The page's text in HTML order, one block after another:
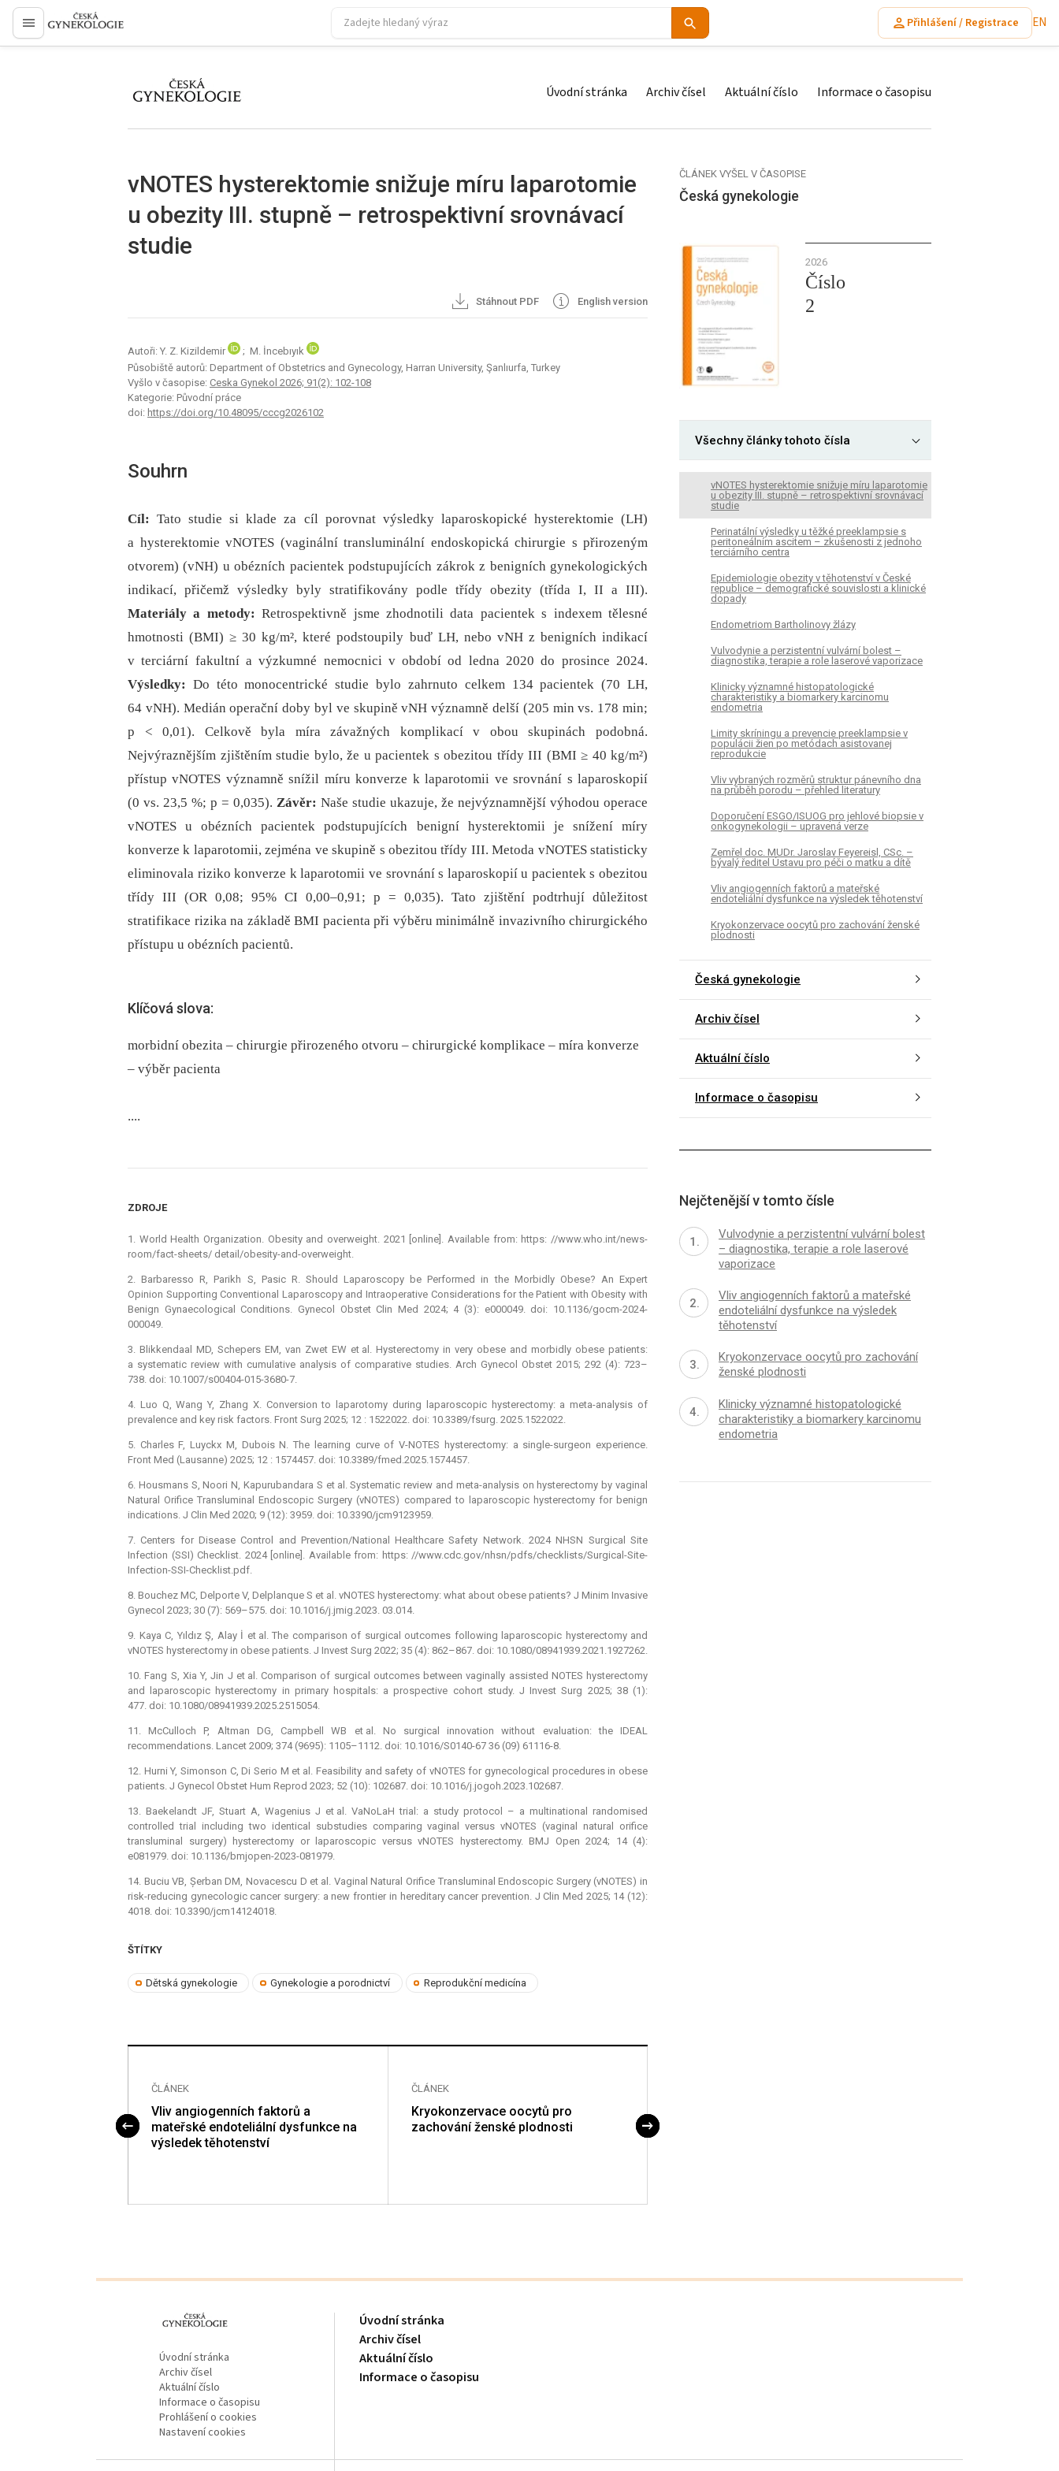
proLékaře.cz
Přihlášení / Registrace EN
proLékaře.cz Úvodní stránka Archiv čísel Aktuální číslo Informace o časopisu
vNOTES hysterektomie snižuje míru laparotomie
u obezity III. stupně – retrospektivní srovnávací
studie
Stáhnout PDF English version
Autoři: Y. Z. Kizildemir
; M. İncebıyık
Působiště autorů: Department of Obstetrics and Gynecology, Harran University, Şanlıurfa, Turkey
Vyšlo v časopise: Ceska Gynekol 2026; 91(2): 102-108
Kategorie: Původní práce
doi: https://doi.org/10.48095/cccg2026102
Souhrn
Cíl:Tato studie si klade za cíl porovnat výsledky laparoskopické hysterektomie (LH)
a hysterektomie vNOTES (vaginální transluminální endoskopická chirurgie s přirozeným
otvorem) (vNH) u obézních pacientek podstupujících zákrok z benigních gynekologických
indikací, přičemž výsledky byly stratifikovány podle třídy obezity (třída I, II a III).
Materiály a metody:Retrospektivně jsme zhodnotili data pacientek s indexem tělesné
hmotnosti (BMI) ≥ 30 kg/m², které podstoupily buď LH, nebo vNH z benigních indikací
v terciární fakultní a výzkumné nemocnici v období od ledna 2020 do prosince 2024.
Výsledky: Do této monocentrické studie bylo zahrnuto celkem 134 pacientek (70 LH,
64 vNH). Medián operační doby byl ve skupině vNH významně delší (205 min vs. 178 min;
p < 0,01). Celkově byla míra závažných komplikací v obou skupinách podobná.
Nejvýraznějším zjištěním studie bylo, že u pacientek s obezitou třídy III (BMI ≥ 40 kg/m²)
přístup vNOTES významně snížil míru konverze k laparotomii ve srovnání s laparoskopií
(0 vs. 23,5 %; p = 0,035). Závěr: Naše studie ukazuje, že nejvýznamnější výhodou operace
vNOTES u obézních pacientek podstupujících benigní hysterektomii je snížení míry
konverze k laparotomii, zejména ve skupině s obezitou třídy III. Metoda vNOTES statisticky
eliminovala riziko konverze k laparotomii ve srovnání s laparoskopií u pacientek s obezitou
třídy III (OR 0,08; 95% CI 0,00–0,91; p = 0,035). Tato zjištění podtrhují důležitost
stratifikace rizika na základě BMI pacienta při výběru minimálně invazivního chirurgického
přístupu u obézních pacientů.
Klíčová slova:
morbidní obezita – chirurgie přirozeného otvoru – chirurgické komplikace – míra konverze
– výběr pacienta
....
ZDROJE
1. World Health Organization. Obesity and overweight. 2021 [online]. Available from: https: //www.who.int/news-
room/fact-sheets/ detail/obesity-and-overweight.
2. Barbaresso R, Parikh S, Pasic R. Should Laparoscopy be Performed in the Morbidly Obese? An Expert
Opinion Supporting Conventional Laparoscopy and Intraoperative Considerations for the Patient with Obesity with
Benign Gynaecological Conditions. Gynecol Obstet Clin Med 2024; 4 (3): e000049. doi: 10.1136/gocm-2024-
000049.
3. Blikkendaal MD, Schepers EM, van Zwet EW et al. Hysterectomy in very obese and morbidly obese patients:
a systematic review with cumulative analysis of comparative studies. Arch Gynecol Obstet 2015; 292 (4): 723–
738. doi: 10.1007/s00404-015-3680-7.
4. Luo Q, Wang Y, Zhang X. Conversion to laparotomy during laparoscopic hysterectomy: a meta-analysis of
prevalence and key risk factors. Front Surg 2025; 12 : 1522022. doi: 10.3389/fsurg. 2025.1522022.
5. Charles F, Luyckx M, Dubois N. The learning curve of V-NOTES hysterectomy: a single-surgeon experience.
Front Med (Lausanne) 2025; 12 : 1574457. doi: 10.3389/fmed.2025.1574457.
6. Housmans S, Noori N, Kapurubandara S et al. Systematic review and meta-analysis on hysterectomy by vaginal
Natural Orifice Transluminal Endoscopic Surgery (vNOTES) compared to laparoscopic hysterectomy for benign
indications. J Clin Med 2020; 9 (12): 3959. doi: 10.3390/jcm9123959.
7. Centers for Disease Control and Prevention/National Healthcare Safety Network. 2024 NHSN Surgical Site
Infection (SSI) Checklist. 2024 [online]. Available from: https: //www.cdc.gov/nhsn/pdfs/checklists/Surgical-Site-
Infection-SSI-Checklist.pdf.
8. Bouchez MC, Delporte V, Delplanque S et al. vNOTES hysterectomy: what about obese patients? J Minim Invasive
Gynecol 2023; 30 (7): 569–575. doi: 10.1016/j.jmig.2023. 03.014.
9. Kaya C, Yıldız Ş, Alay İ et al. The comparison of surgical outcomes following laparoscopic hysterectomy and
vNOTES hysterectomy in obese patients. J Invest Surg 2022; 35 (4): 862–867. doi: 10.1080/08941939.2021.1927262.
10. Fang S, Xia Y, Jin J et al. Comparison of surgical outcomes between vaginally assisted NOTES hysterectomy
and laparoscopic hysterectomy in primary hospitals: a prospective cohort study. J Invest Surg 2025; 38 (1):
477. doi: 10.1080/08941939.2025.2515054.
11. McCulloch P, Altman DG, Campbell WB et al. No surgical innovation without evaluation: the IDEAL
recommendations. Lancet 2009; 374 (9695): 1105–1112. doi: 10.1016/S0140-67 36 (09) 61116-8.
12. Hurni Y, Simonson C, Di Serio M et al. Feasibility and safety of vNOTES for gynecological procedures in obese
patients. J Gynecol Obstet Hum Reprod 2023; 52 (10): 102687. doi: 10.1016/j.jogoh.2023.102687.
13. Baekelandt JF, Stuart A, Wagenius J et al. VaNoLaH trial: a study protocol –⁠ a multinational randomised
controlled trial including two identical substudies comparing vaginal versus vNOTES (vaginal natural orifice
transluminal surgery) hysterectomy or laparoscopic versus vNOTES hysterectomy. BMJ Open 2024; 14 (4):
e081979. doi: 10.1136/bmjopen-2023-081979.
14. Buciu VB, Șerban DM, Novacescu D et al. Vaginal Natural Orifice Transluminal Endoscopic Surgery (vNOTES) in
risk-reducing gynecologic cancer surgery: a new frontier in hereditary cancer prevention. J Clin Med 2025; 14 (12):
4018. doi: 10.3390/jcm14124018.
ŠTÍTKY
Dětská gynekologie Gynekologie a porodnictví Reprodukční medicína
ČLÁNEK
Vliv angiogenních faktorů a
mateřské endoteliální dysfunkce na
výsledek těhotenství
ČLÁNEK
Kryokonzervace oocytů pro
zachování ženské plodnosti
ČLÁNEK VYŠEL V ČASOPISE
Česká gynekologie
2026
Číslo
2
Všechny články tohoto čísla
vNOTES hysterektomie snižuje míru laparotomie
u obezity III. stupně – retrospektivní srovnávací
studie
Perinatální výsledky u těžké preeklampsie s
peritoneálním ascitem – zkušenosti z jednoho
terciárního centra
Epidemiologie obezity v těhotenství v České
republice – demografické souvislosti a klinické
dopady
Endometriom Bartholinovy žlázy
Vulvodynie a perzistentní vulvární bolest –
diagnostika, terapie a role laserové vaporizace
Klinicky významné histopatologické
charakteristiky a biomarkery karcinomu
endometria
Limity skríningu a prevencie preeklampsie v
populácii žien po metódach asistovanej
reprodukcie
Vliv vybraných rozměrů struktur pánevního dna
na průběh porodu – přehled literatury
Doporučení ESGO/ISUOG pro jehlové biopsie v
onkogynekologii – upravená verze
Zemřel doc. MUDr. Jaroslav Feyereisl, CSc. –
bývalý ředitel Ústavu pro péči o matku a dítě
Vliv angiogenních faktorů a mateřské
endoteliální dysfunkce na výsledek těhotenství
Kryokonzervace oocytů pro zachování ženské
plodnosti
Česká gynekologie
Archiv čísel
Aktuální číslo
Informace o časopisu
Nejčtenější v tomto čísle
Vulvodynie a perzistentní vulvární bolest
– diagnostika, terapie a role laserové
vaporizace
Vliv angiogenních faktorů a mateřské
endoteliální dysfunkce na výsledek
těhotenství
Kryokonzervace oocytů pro zachování
ženské plodnosti
Klinicky významné histopatologické
charakteristiky a biomarkery karcinomu
endometria
Úvodní stránka
Archiv čísel
Aktuální číslo
Informace o časopisu
Prohlášení o cookies
Nastavení cookies
Úvodní stránka
Archiv čísel
Aktuální číslo
Informace o časopisu